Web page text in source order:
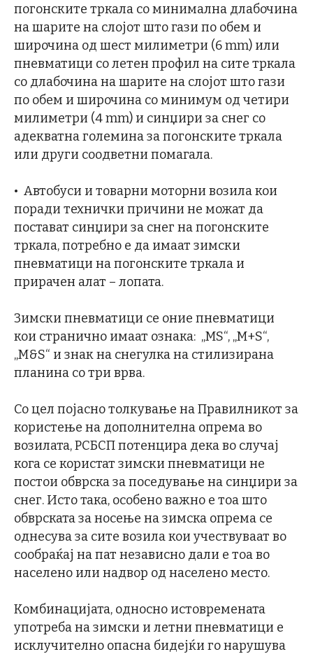
погонските тркала со минимална длабочина
на шарите на слојот што гази по обем и
широчина од шест милиметри (6 mm) или
пневматици со летен профил на сите тркала
со длабочина на шарите на слојот што гази
по обем и широчина со минимум од четири
милиметри (4 mm) и синџири за снег со
адекватна големина за погонските тркала
или други соодветни помагала.
• Автобуси и товарни моторни возила кои
поради технички причини не можат да
постават синџири за снег на погонските
тркала, потребно е да имаат зимски
пневматици на погонските тркала и
прирачен алат – лопата.
Зимски пневматици се оние пневматици
кои странично имаат ознака: „MS“, „M+S“,
„M&S“ и знак на снегулка на стилизирана
планина со три врва.
Со цел појасно толкување на Правилникот за
користење на дополнителна опрема во
возилата, РСБСП потенцира дека во случај
кога се користат зимски пневматици не
постои обврска за поседување на синџири за
снег. Исто така, особено важно е тоа што
обврската за носење на зимска опрема се
однесува за сите возила кои учествуваат во
сообраќај на пат независно дали е тоа во
населено или надвор од населено место.
Комбинацијата, односно истовремената
употреба на зимски и летни пневматици е
исклучително опасна бидејќи го нарушува